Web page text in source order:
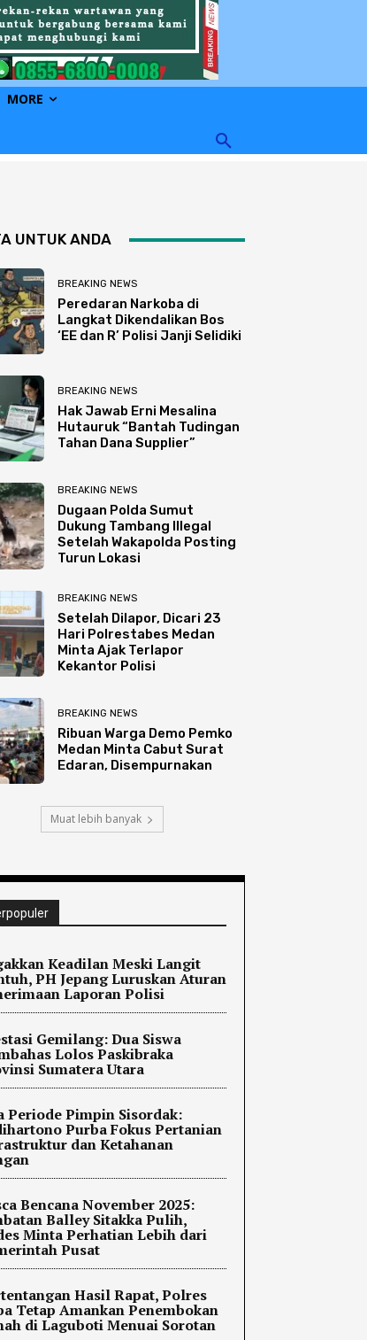
MORE
UNTUK ANDA
BREAKING NEWS
Peredaran Narkoba di
Langkat Dikendalikan Bos
‘EE dan R’ Polisi Janji Selidiki
BREAKING NEWS
Hak Jawab Erni Mesalina
Hutauruk “Bantah Tudingan
Tahan Dana Supplier”
BREAKING NEWS
Dugaan Polda Sumut
Dukung Tambang Illegal
Setelah Wakapolda Posting
Turun Lokasi
BREAKING NEWS
Setelah Dilapor, Dicari 23
Hari Polrestabes Medan
Minta Ajak Terlapor
Kekantor Polisi
BREAKING NEWS
Ribuan Warga Demo Pemko
Medan Minta Cabut Surat
Edaran, Disempurnakan
Muat lebih banyak
Keadilan Meski Langit
PH Jepang Luruskan Aturan
Laporan Polisi
Gemilang: Dua Siswa
Lolos Paskibraka
Sumatera Utara
Periode Pimpin Sisordak:
Purba Fokus Pertanian
dan Ketahanan
Bencana November 2025:
Balley Sitakka Pulih,
Minta Perhatian Lebih dari
Pusat
Hasil Rapat, Polres
Tetap Amankan Penembokan
di Laguboti Menuai Sorotan